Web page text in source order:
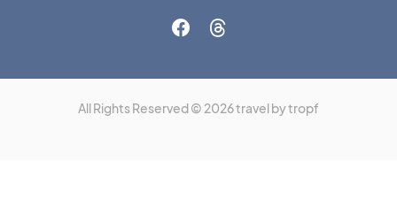
All Rights Reserved © 2026 travel by tropf